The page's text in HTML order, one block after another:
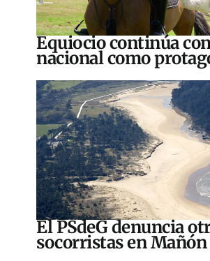
Equiocio continúa
nacional como
El PSdeG denuncia
socorristas en Mañón